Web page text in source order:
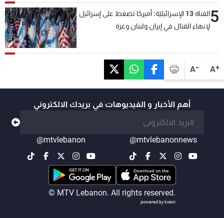
A+
A-
5
القناة 13 الإسرائيليّة: أميركا تضغط على إسرائيل
لإنهاء القتال في إيران ولبنان وغزة
أهم الأخبار و الفيديوهات في بريدك الالكتروني
@mtvlebanonnews
@mtvlebanon
© MTV Lebanon. All rights reserved.
powered by koein